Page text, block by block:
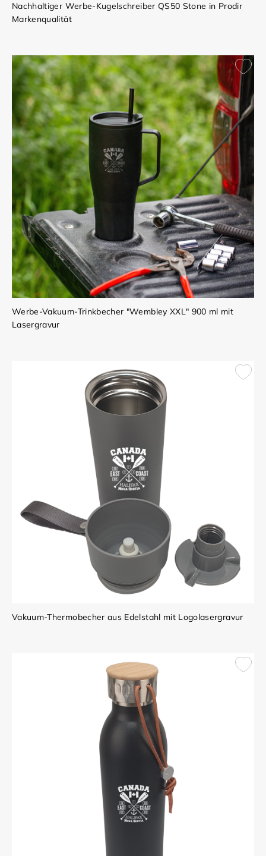
Nachhaltiger Werbe-Kugelschreiber QS50 Stone in Prodir
Markenqualität
Werbe-Vakuum-Trinkbecher "Wembley XXL" 900 ml mit
Lasergravur
Vakuum-Thermobecher aus Edelstahl mit Logolasergravur